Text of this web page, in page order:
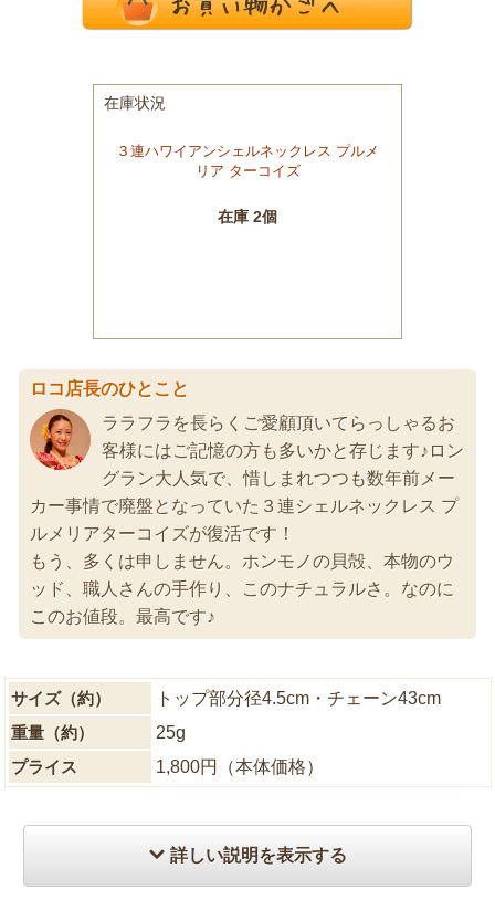
ロコ店長のひとこと
ララフラを長らくご愛顧頂いてらっしゃるお
客様にはご記憶の方も多いかと存じます♪ロン
グラン大人気で、惜しまれつつも数年前メー
カー事情で廃盤となっていた３連シェルネックレス プ
ルメリアターコイズが復活です！
もう、多くは申しません。ホンモノの貝殻、本物のウ
ッド、職人さんの手作り、このナチュラルさ。なのに
このお値段。最高です♪
サイズ（約）
トップ部分径4.5cm・チェーン43cm
重量（約）
25g
プライス
1,800円（本体価格）
詳しい説明を表示する